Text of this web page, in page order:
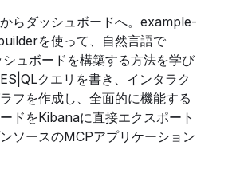
らダッシュボードへ。example-
を使って、自然言語で
ュボードを構築する方法を学び
クエリを書き、インタラク
フを作成し、全面的に機能する
ドをKibanaに直接エクスポート
ソースのMCPアプリケーション